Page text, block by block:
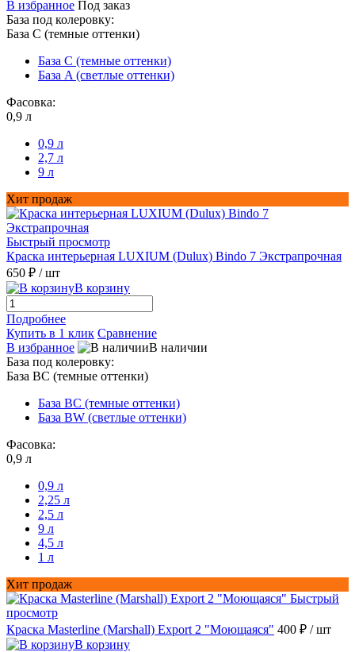
В избранное Под заказ
База под колеровку:
База С (темные оттенки)
База С (темные оттенки)
База A (светлые оттенки)
Фасовка:
0,9 л
0,9 л
2,7 л
9 л
Хит продаж
Быстрый просмотр
Краска интерьерная LUXIUM (Dulux) Bindo 7 Экстрапрочная
650 ₽ / шт
В корзину
Подробнее
Купить в 1 клик Сравнение
В избранное
В наличии
База под колеровку:
База BС (темные оттенки)
База BС (темные оттенки)
База BW (светлые оттенки)
Фасовка:
0,9 л
0,9 л
2,25 л
2,5 л
9 л
4,5 л
1 л
Хит продаж
Быстрый
просмотр
Краска Masterline (Marshall) Export 2 "Моющаяся" 400 ₽ / шт
В корзину